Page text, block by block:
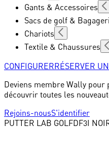
Gants & Accessoires
Sacs de golf &
Chariots
Textile & Chaussures
CONFIGURERRÉSERVER
Deviens membre Wally
découvrir toutes les
Rejoins-nousS'identifier
PUTTER LAB GOLFDF3I